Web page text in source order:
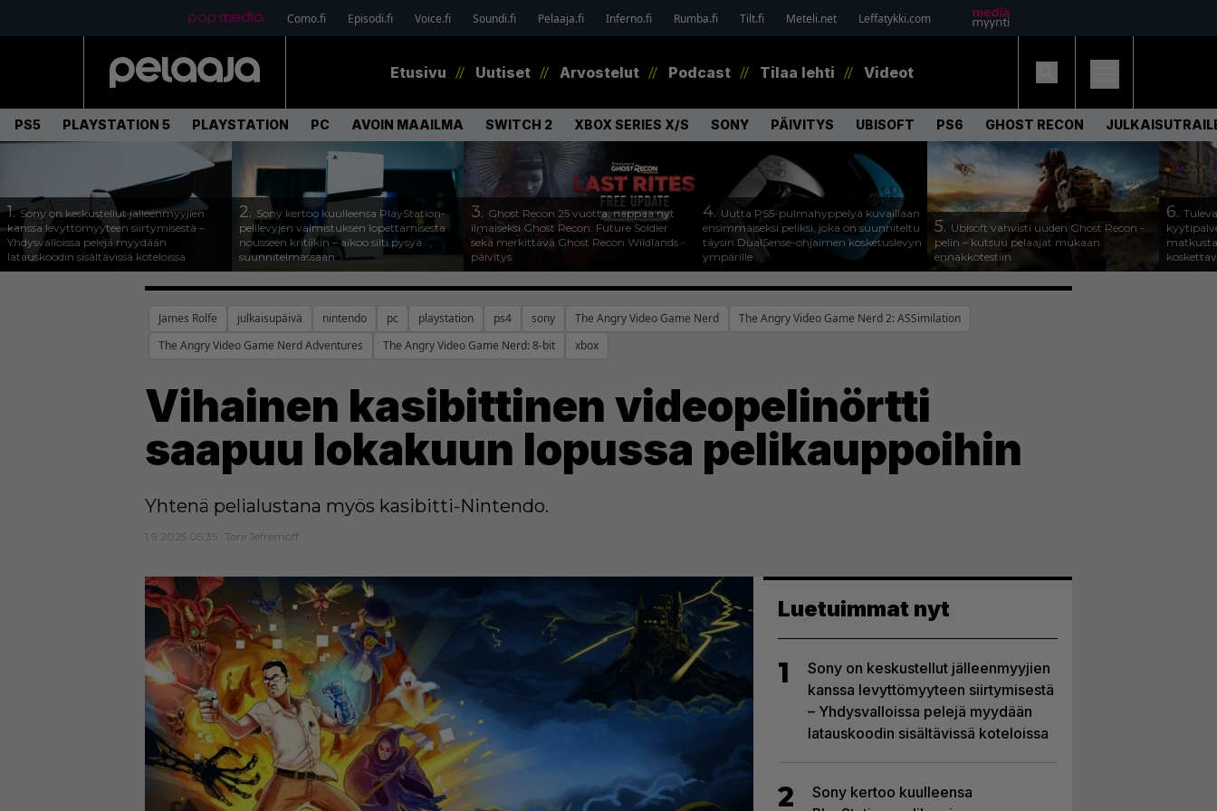
Como.fi Episodi.fi Voice.fi Soundi.fi Pelaaja.fi Inferno.fi Rumba.fi Tilt.fi Meteli.net Leffatykki.com
Etusivu Uutiset Arvostelut Podcast Tilaa lehti Videot
PS5 PLAYSTATION 5 PLAYSTATION PC AVOIN MAAILMA SWITCH 2 XBOX SERIES X/S SONY PÄIVITYS UBISOFT PS6 GHOST RECON
1.Sony on keskustellut jälleenmyyjien
kanssa levyttömyyteen siirtymisestä –
Yhdysvalloissa pelejä myydään
latauskoodin sisältävissä koteloissa
2. Sony kertoo kuulleensa PlayStation-
pelilevyjen valmistuksen lopettamisesta
nousseen kritiikin – aikoo silti pysyä
suunnitelmassaan
3. Ghost Recon 25 vuotta: nappaa nyt
ilmaiseksi Ghost Recon: Future Soldier
sekä merkittävä Ghost Recon Wildlands -
päivitys
4. Uutta PS5-pulmahyppelyä kuvaillaan
ensimmäiseksi peliksi, joka on suunniteltu
täysin DualSense-ohjaimen kosketuslevyn
ympärille
5. Ubisoft vahvisti uuden Ghost Recon -
pelin – kutsuu pelaajat mukaan
ennakkotestiin
6.
James Rolfe julkaisupäivä nintendo pc playstation ps4 sony The Angry Video Game Nerd
The Angry Video Game Nerd 2: ASSimilation
The Angry Video Game Nerd Adventures
The Angry Video Game Nerd: 8-bit xbox
Vihainen kasibittinen videopelinörtti
saapuu lokakuun lopussa pelikauppoihin
Yhtenä pelialustana myös kasibitti-Nintendo.
1.9.2025 05:35 Toni Jefremoff
Luetuimmat nyt
1
Sony on keskustellut jälleenmyyjien
kanssa levyttömyyteen siirtymisestä
– Yhdysvalloissa pelejä myydään
latauskoodin sisältävissä koteloissa
2
Sony kertoo kuulleensa